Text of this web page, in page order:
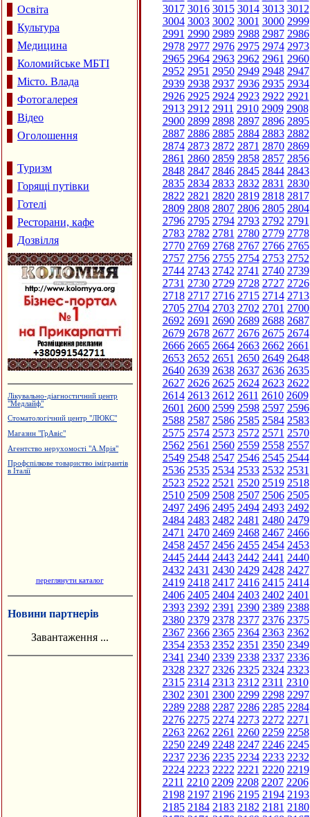
Освіта
Культура
Медицина
Коломийське МБТІ
Місто. Влада
Фотогалерея
Відео
Оголошення
Туризм
Горящі путівки
Готелі
Ресторани, кафе
Дозвілля
Ковальські майстерні Новосельських
"Поліфарм"
Польоти вихідного дня
Приватний пансіонат "Оазис"
Виробництво еластичної резинки
переглянути каталог
Новини партнерів
Завантаження ...
3017 3016 3015 3014 3013 3012
3004 3003 3002 3001 3000 2999
2991 2990 2989 2988 2987 2986
2978 2977 2976 2975 2974 2973
2965 2964 2963 2962 2961 2960
2952 2951 2950 2949 2948 2947
2939 2938 2937 2936 2935 2934
2926 2925 2924 2923 2922 2921
2913 2912 2911 2910 2909 2908
2900 2899 2898 2897 2896 2895
2887 2886 2885 2884 2883 2882
2874 2873 2872 2871 2870 2869
2861 2860 2859 2858 2857 2856
2848 2847 2846 2845 2844 2843
2835 2834 2833 2832 2831 2830
2822 2821 2820 2819 2818 2817
2809 2808 2807 2806 2805 2804
2796 2795 2794 2793 2792 2791
2783 2782 2781 2780 2779 2778
2770 2769 2768 2767 2766 2765
2757 2756 2755 2754 2753 2752
2744 2743 2742 2741 2740 2739
2731 2730 2729 2728 2727 2726
2718 2717 2716 2715 2714 2713
2705 2704 2703 2702 2701 2700
2692 2691 2690 2689 2688 2687
2679 2678 2677 2676 2675 2674
2666 2665 2664 2663 2662 2661
2653 2652 2651 2650 2649 2648
2640 2639 2638 2637 2636 2635
2627 2626 2625 2624 2623 2622
2614 2613 2612 2611 2610 2609
2601 2600 2599 2598 2597 2596
2588 2587 2586 2585 2584 2583
2575 2574 2573 2572 2571 2570
2562 2561 2560 2559 2558 2557
2549 2548 2547 2546 2545 2544
2536 2535 2534 2533 2532 2531
2523 2522 2521 2520 2519 2518
2510 2509 2508 2507 2506 2505
2497 2496 2495 2494 2493 2492
2484 2483 2482 2481 2480 2479
2471 2470 2469 2468 2467 2466
2458 2457 2456 2455 2454 2453
2445 2444 2443 2442 2441 2440
2432 2431 2430 2429 2428 2427
2419 2418 2417 2416 2415 2414
2406 2405 2404 2403 2402 2401
2393 2392 2391 2390 2389 2388
2380 2379 2378 2377 2376 2375
2367 2366 2365 2364 2363 2362
2354 2353 2352 2351 2350 2349
2341 2340 2339 2338 2337 2336
2328 2327 2326 2325 2324 2323
2315 2314 2313 2312 2311 2310
2302 2301 2300 2299 2298 2297
2289 2288 2287 2286 2285 2284
2276 2275 2274 2273 2272 2271
2263 2262 2261 2260 2259 2258
2250 2249 2248 2247 2246 2245
2237 2236 2235 2234 2233 2232
2224 2223 2222 2221 2220 2219
2211 2210 2209 2208 2207 2206
2198 2197 2196 2195 2194 2193
2185 2184 2183 2182 2181 2180